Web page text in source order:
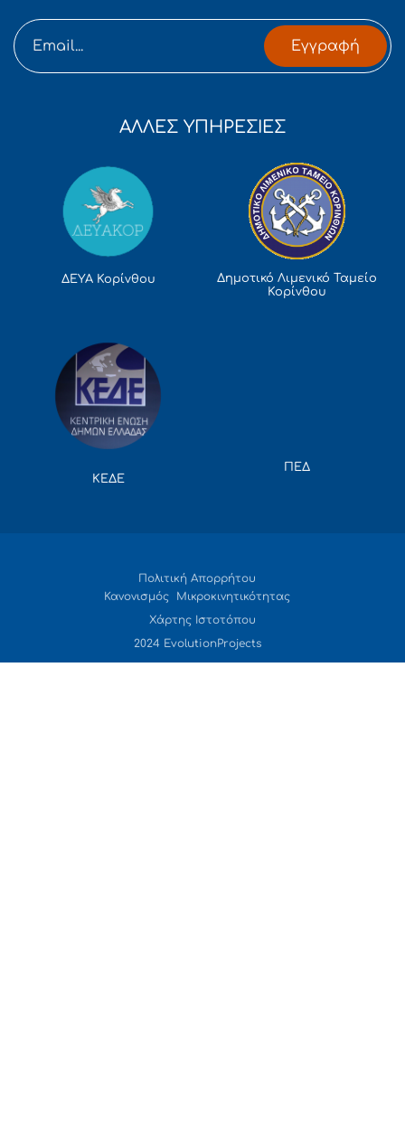
Εγγραφή
ΑΛΛΕΣ ΥΠΗΡΕΣΙΕΣ
ΔΕΥΑ Κορίνθου
Δημοτικό Λιμενικό Ταμείο
Κορίνθου
ΚΕΔΕ
ΠΕΔ
Πολιτική Απορρήτου
Κανονισμός Μικροκινητικότητας
Χάρτης Ιστοτόπου
2024 EvolutionProjects